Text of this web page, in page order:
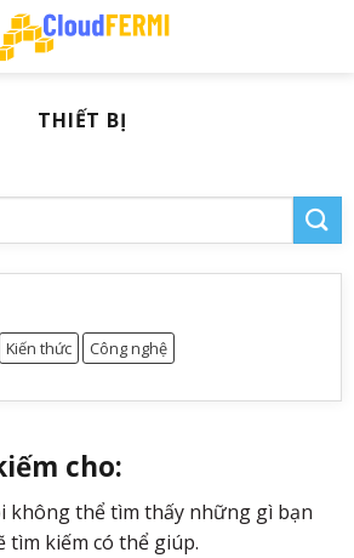
THIẾT BỊ
cho:
không thể tìm thấy những gì bạn
tìm kiếm có thể giúp.
Kiến thức Công nghệ